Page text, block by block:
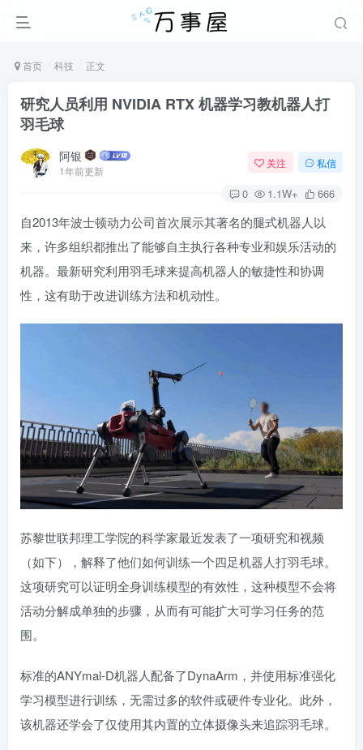
首页 科技 正文
研究人员利用 NVIDIA RTX 机器学习教机器人打
羽毛球
阿银
1年前更新
关注 私信
0 1.1W+ 666
自2013年波士顿动力公司首次展示其著名的腿式机器人以
来，许多组织都推出了能够自主执行各种专业和娱乐活动的
机器。最新研究利用羽毛球来提高机器人的敏捷性和协调
性，这有助于改进训练方法和机动性。
苏黎世联邦理工学院的科学家最近发表了一项研究和视频
（如下），解释了他们如何训练一个四足机器人打羽毛球。
这项研究可以证明全身训练模型的有效性，这种模型不会将
活动分解成单独的步骤，从而有可能扩大可学习任务的范
围。
标准的ANYmal-D机器人配备了DynaArm，并使用标准强化
学习模型进行训练，无需过多的软件或硬件专业化。此外，
该机器还学会了仅使用其内置的立体摄像头来追踪羽毛球。